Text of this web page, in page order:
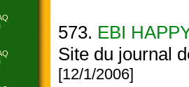
573. EBI
Site du journal
[12/1/2006]